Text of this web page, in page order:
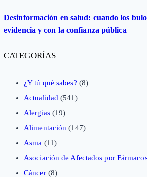
Desinformación en salud: cuando los
evidencia y con la confianza pública
CATEGORÍAS
¿Y tú qué sabes? (8)
Actualidad (541)
Alergias(19)
Alimentación (147)
Asma (11)
Asociación de Afectados por
Cáncer(8)